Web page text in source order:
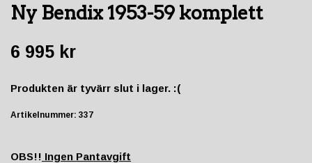
Ny Bendix 1953-59 komplett
6 995 kr
Produkten är tyvärr slut i lager. :(
Artikelnummer: 337
OBS!! Ingen Pantavgift